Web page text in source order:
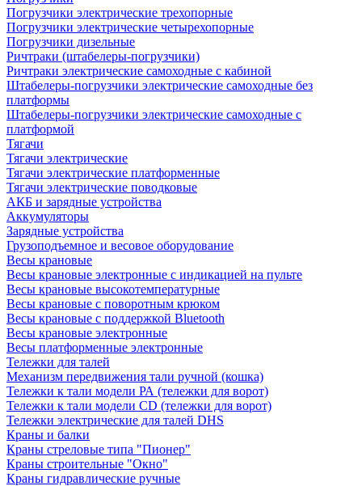
Погрузчики электрические трехопорные
Погрузчики электрические четырехопорные
Погрузчики дизельные
Ричтраки (штабелеры-погрузчики)
Ричтраки электрические самоходные с кабиной
Штабелеры-погрузчики электрические самоходные без
платформы
Штабелеры-погрузчики электрические самоходные с
платформой
Тягачи
Тягачи электрические
Тягачи электрические платформенные
Тягачи электрические поводковые
АКБ и зарядные устройства
Аккумуляторы
Зарядные устройства
Грузоподъемное и весовое оборудование
Весы крановые
Весы крановые электронные с индикацией на пульте
Весы крановые высокотемпературные
Весы крановые с поворотным крюком
Весы крановые с поддержкой Bluetooth
Весы крановые электронные
Весы платформенные электронные
Тележки для талей
Механизм передвижения тали ручной (кошка)
Тележки к тали модели РА (тележки для ворот)
Тележки к тали модели CD (тележки для ворот)
Тележки электрические для талей DHS
Краны и балки
Краны стреловые типа "Пионер"
Краны строительные "Окно"
Краны гидравлические ручные